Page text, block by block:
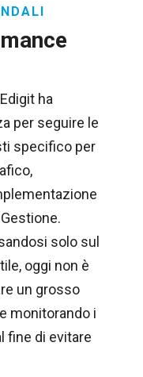
ha
per seguire le
specifico per
solo sul
oggi non è
un grosso
monitorando i
fine di evitare